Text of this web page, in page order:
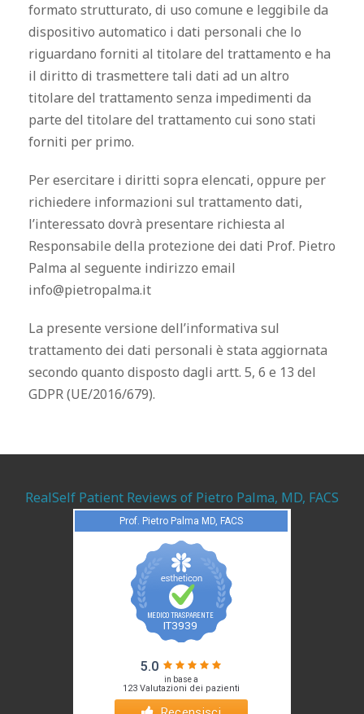
formato strutturato, di uso comune e leggibile da
dispositivo automatico i dati personali che lo
riguardano forniti al titolare del trattamento e ha
il diritto di trasmettere tali dati ad un altro
titolare del trattamento senza impedimenti da
parte del titolare del trattamento cui sono stati
forniti per primo.
Per esercitare i diritti sopra elencati, oppure per
richiedere informazioni sul trattamento dati,
l’interessato dovrà presentare richiesta al
Responsabile della protezione dei dati Prof. Pietro
Palma al seguente indirizzo email
info@pietropalma.it
La presente versione dell’informativa sul
trattamento dei dati personali è stata aggiornata
secondo quanto disposto dagli artt. 5, 6 e 13 del
GDPR (UE/2016/679).
RealSelf Patient Reviews of Pietro Palma, MD, FACS